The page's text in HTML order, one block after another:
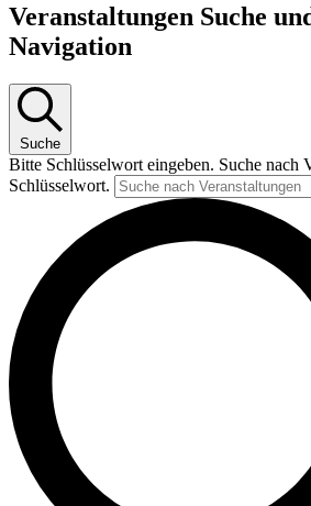
Veranstaltungen
Veranstaltungen Suche
Navigation
Suche
Bitte Schlüsselwort eingeben. Suche nach
Schlüsselwort.